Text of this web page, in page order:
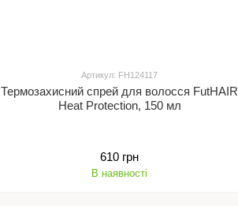
Артикул: FH124117
Термозахисний спрей для волосся FutHAIR
Heat Protection, 150 мл
610 грн
В наявності